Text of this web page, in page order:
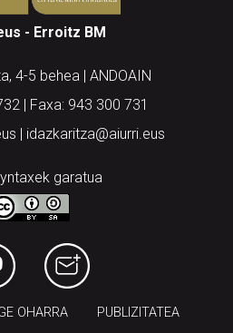
- Erroitz BM
4-5 behea | ANDOAIN
| Faxa: 943 300 731
| idazkaritza@aiurri.eus
garatua
OHARRA PUBLIZITATEA